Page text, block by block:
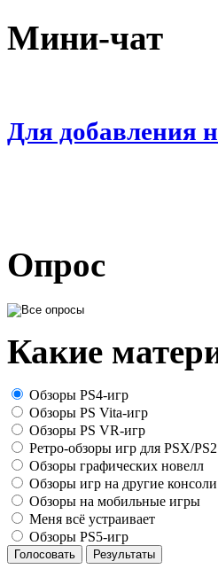
Мини-чат
Для добавления
Опрос
Какие
Обзоры PS4-игр
Обзоры PS Vita-игр
Обзоры PS VR-игр
Ретро-обзоры игр для PSX/PS2
Обзоры графических новелл
Обзоры игр на другие консоли
Обзоры на мобильные игры
Меня всё устраивает
Обзоры PS5-игр
Голосовать Результаты